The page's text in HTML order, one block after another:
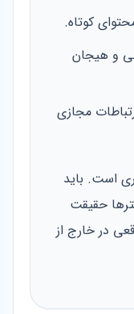
کوتاه.
و هیجان
مجازی
ضروری است. باید
حقیقت
در خارج از